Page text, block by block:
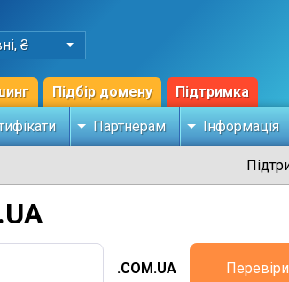
₴
Підбір домену Підтримка
Партнерам Інформація
.COM.UA